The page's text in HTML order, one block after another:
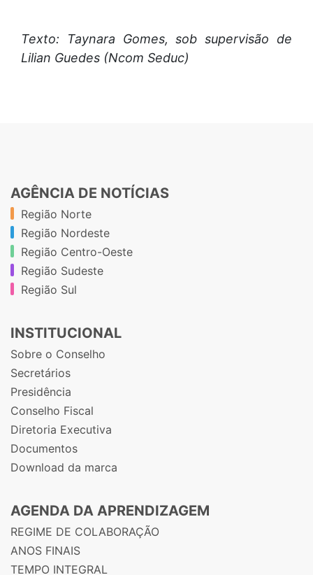
Texto: Taynara Gomes, sob supervisão de
Lilian Guedes (Ncom Seduc)
AGÊNCIA DE NOTÍCIAS
Região Norte
Região Nordeste
Região Centro-Oeste
Região Sudeste
Região Sul
INSTITUCIONAL
Sobre o Conselho
Secretários
Presidência
Conselho Fiscal
Diretoria Executiva
Documentos
Download da marca
AGENDA DA APRENDIZAGEM
REGIME DE COLABORAÇÃO
ANOS FINAIS
TEMPO INTEGRAL